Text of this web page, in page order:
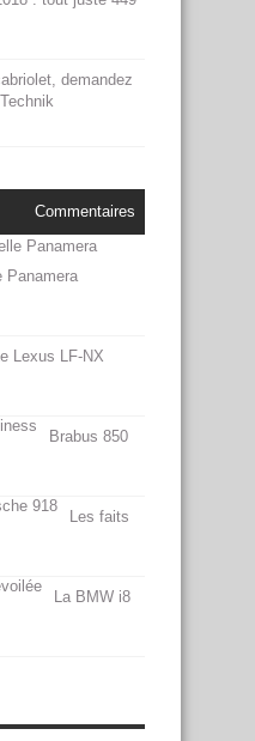
demandez
Commentaires
Panamera
Lexus LF-NX
Brabus 850
Les faits
La BMW i8